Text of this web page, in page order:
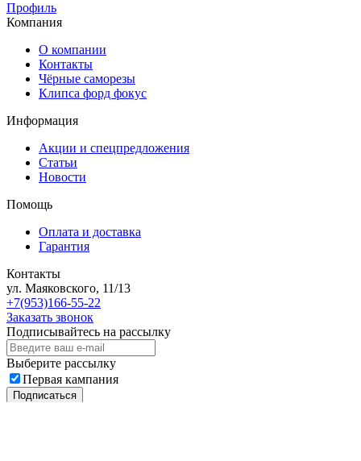
Профиль
Компания
О компании
Контакты
Чёрные саморезы
Клипса форд фокус
Информация
Акции и спецпредложения
Статьи
Новости
Помощь
Оплата и доставка
Гарантия
Контакты
ул. Маяковского, 11/13
+7(953)166-55-22
Заказать звонок
Подписывайтесь на рассылку
Выберите рассылку
Первая кампания
Подписаться